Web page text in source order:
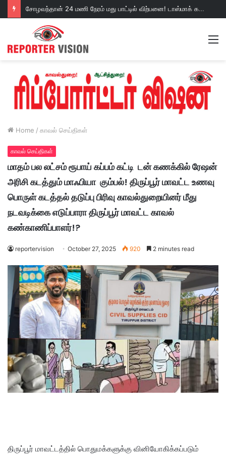
சோழவந்தான் 24 மணி நேரம் மது பாட்டில் விற்பனை! டாஸ்மாக் கடையை அகற்றக்கோரி பெண்கள் முற்றுகை போராட்டம்!https://youtu.be/y9p916tqOMs?si=p7N7Qbivb3WsTj2W
Home / காவல் செய்திகள்
காவல் செய்திகள்
மாதம் பல லட்சம் ரூபாய் கப்பம் கட்டி டன் கணக்கில் ரேஷன்
அரிசி கடத்தும் மாஃபியா கும்பல்! திருப்பூர் மாவட்ட உணவு
பொருள் கடத்தல் தடுப்பு பிரிவு காவல்துறையினர் மீது
நடவடிக்கை எடுப்பாரா திருப்பூர் மாவட்ட காவல்
கண்காணிப்பாளர்!?
reportervision October 27, 2025 920 2 minutes read
திருப்பூர் மாவட்டத்தில் பொதுமக்களுக்கு வினியோகிக்கப்படும்